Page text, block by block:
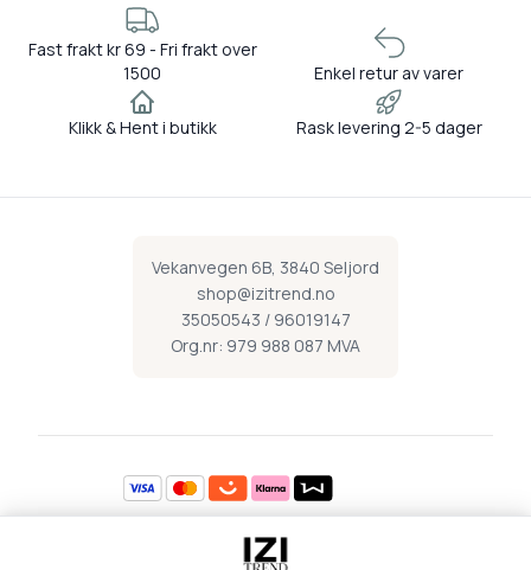
Fast frakt kr 69 - Fri frakt over
1500
Enkel retur av varer
Klikk & Hent i butikk Rask levering 2-5 dager
Vekanvegen 6B, 3840 Seljord
shop@izitrend.no
35050543 / 96019147
Org.nr: 979 988 087 MVA